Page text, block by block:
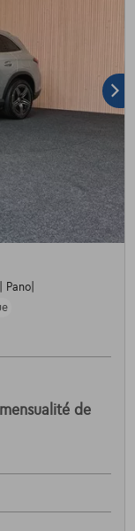
Pano|
de